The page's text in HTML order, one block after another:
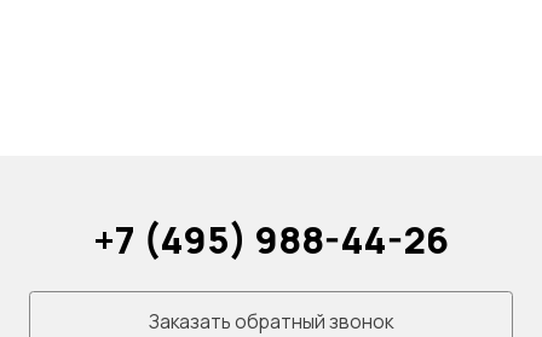
+7 (495) 988-44-26
Заказать обратный звонок